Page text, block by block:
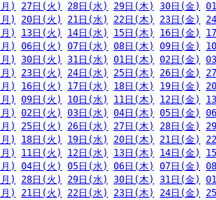
) 27日(火) 28日(水) 29日(木) 30日(金)
) 20日(火) 21日(水) 22日(木) 23日(金)
) 13日(火) 14日(水) 15日(木) 16日(金)
) 06日(火) 07日(水) 08日(木) 09日(金)
) 30日(火) 31日(水) 01日(木) 02日(金)
) 23日(火) 24日(水) 25日(木) 26日(金)
) 16日(火) 17日(水) 18日(木) 19日(金)
) 09日(火) 10日(水) 11日(木) 12日(金)
) 02日(火) 03日(水) 04日(木) 05日(金)
) 25日(火) 26日(水) 27日(木) 28日(金)
) 18日(火) 19日(水) 20日(木) 21日(金)
) 11日(火) 12日(水) 13日(木) 14日(金)
) 04日(火) 05日(水) 06日(木) 07日(金)
) 28日(火) 29日(水) 30日(木) 31日(金)
) 21日(火) 22日(水) 23日(木) 24日(金)